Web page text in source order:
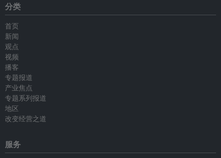
分类
首页
新闻
观点
视频
播客
专题报道
产业焦点
专题系列报道
地区
改变经营之道
服务